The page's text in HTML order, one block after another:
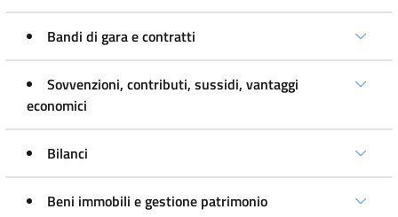
Bandi di gara e contratti
Sovvenzioni, contributi, sussidi, vantaggi
economici
Bilanci
Beni immobili e gestione patrimonio